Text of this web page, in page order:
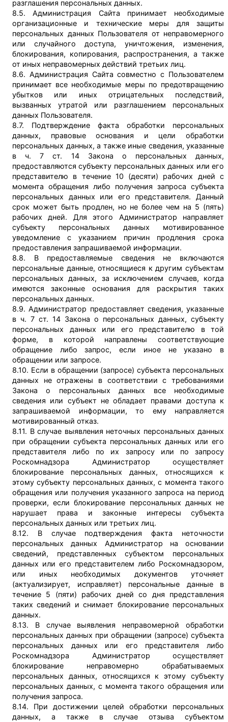
разглашения персональных данных.
8.5. Администрация Сайта принимает необходимые
организационные и технические меры для защиты
персональных данных Пользователя от неправомерного
или случайного доступа, уничтожения, изменения,
блокирования, копирования, распространения, а также
от иных неправомерных действий третьих лиц.
8.6. Администрация Сайта совместно с Пользователем
принимает все необходимые меры по предотвращению
убытков или иных отрицательных последствий,
вызванных утратой или разглашением персональных
данных Пользователя.
8.7. Подтверждение факта обработки персональных
данных, правовые основания и цели обработки
персональных данных, а также иные сведения, указанные
в ч. 7 ст. 14 Закона о персональных данных,
предоставляются субъекту персональных данных или его
представителю в течение 10 (десяти) рабочих дней с
момента обращения либо получения запроса субъекта
персональных данных или его представителя. Данный
срок может быть продлен, но не более чем на 5 (пять)
рабочих дней. Для этого Администратор направляет
субъекту персональных данных мотивированное
уведомление с указанием причин продления срока
предоставления запрашиваемой информации.
8.8. В предоставляемые сведения не включаются
персональные данные, относящиеся к другим субъектам
персональных данных, за исключением случаев, когда
имеются законные основания для раскрытия таких
персональных данных.
8.9. Администратор предоставляет сведения, указанные
в ч. 7 ст. 14 Закона о персональных данных, субъекту
персональных данных или его представителю в той
форме, в которой направлены соответствующие
обращение либо запрос, если иное не указано в
обращении или запросе.
8.10. Если в обращении (запросе) субъекта персональных
данных не отражены в соответствии с требованиями
Закона о персональных данных все необходимые
сведения или субъект не обладает правами доступа к
запрашиваемой информации, то ему направляется
мотивированный отказ.
8.11. В случае выявления неточных персональных данных
при обращении субъекта персональных данных или его
представителя либо по их запросу или по запросу
Роскомнадзора Администратор осуществляет
блокирование персональных данных, относящихся к
этому субъекту персональных данных, с момента такого
обращения или получения указанного запроса на период
проверки, если блокирование персональных данных не
нарушает права и законные интересы субъекта
персональных данных или третьих лиц.
8.12. В случае подтверждения факта неточности
персональных данных Администратор на основании
сведений, представленных субъектом персональных
данных или его представителем либо Роскомнадзором,
или иных необходимых документов уточняет
(актуализирует, исправляет) персональные данные в
течение 5 (пяти) рабочих дней со дня представления
таких сведений и снимает блокирование персональных
данных.
8.13. В случае выявления неправомерной обработки
персональных данных при обращении (запросе) субъекта
персональных данных или его представителя либо
Роскомнадзора Администратор осуществляет
блокирование неправомерно обрабатываемых
персональных данных, относящихся к этому субъекту
персональных данных, с момента такого обращения или
получения запроса.
8.14. При достижении целей обработки персональных
данных, а также в случае отзыва субъектом